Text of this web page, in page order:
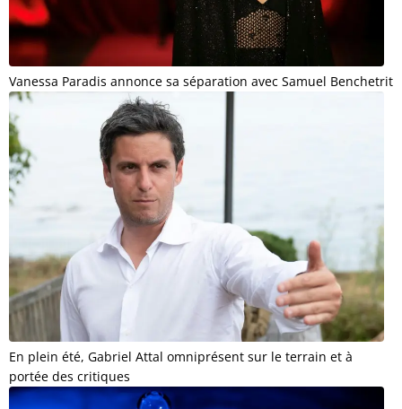
Vanessa Paradis annonce sa séparation avec Samuel Benchetrit
En plein été, Gabriel Attal omniprésent sur le terrain et à
portée des critiques